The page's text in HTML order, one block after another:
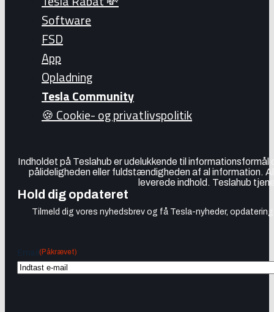
Software
FSD
App
Opladning
Tesla Community
🍪 Cookie- og privatlivspolitik
Indholdet på Teslahub er udelukkende til
pålideligheden eller fuldstændigheden af al information.
leverede indhold. Teslahub
Hold dig opdateret
Tilmeld dig vores nyhedsbrev og få Tesla-nyheder,
(Påkrævet)